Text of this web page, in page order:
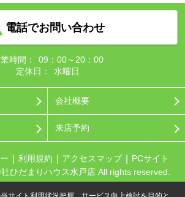
電話でお問い合わせ
時間：
09：00～20：00
定休日：
水曜日
会社概要
来店予約
利用規約 アクセスマップ
PCサイト
ひだまりハウス水戸店 All rights reserved.